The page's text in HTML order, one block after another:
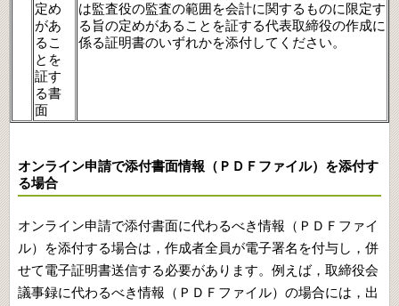
定め
があ
るこ
とを
証す
る書
面
は監査役の監査の範囲を会計に関するものに限定す
る旨の定めがあることを証する代表取締役の作成に
係る証明書のいずれかを添付してください。
オンライン申請で添付書面情報（ＰＤＦファイル）を添付す
る場合
オンライン申請で添付書面に代わるべき情報（ＰＤＦファイ
ル）を添付する場合は，作成者全員が電子署名を付与し，併
せて電子証明書送信する必要があります。例えば，取締役会
議事録に代わるべき情報（ＰＤＦファイル）の場合には，出